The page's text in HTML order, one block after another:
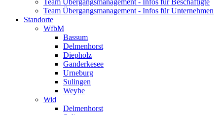
Team Übergangsmanagement - Infos für Beschäftigte
Team Übergangsmanagement - Infos für Unternehmen
Standorte
WfbM
Bassum
Delmenhorst
Diepholz
Ganderkesee
Urneburg
Sulingen
Weyhe
Wid
Delmenhorst